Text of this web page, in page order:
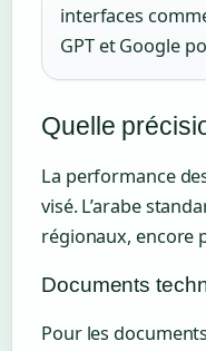
interfaces
GPT et Google
Quelle
La performance
visé. L’arabe
régionaux, encore
Documents
Pour les